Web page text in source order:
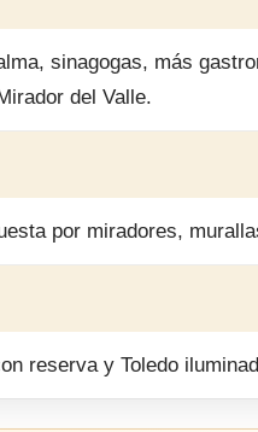
sinagogas, más
del Valle.
por miradores,
reserva y Toledo